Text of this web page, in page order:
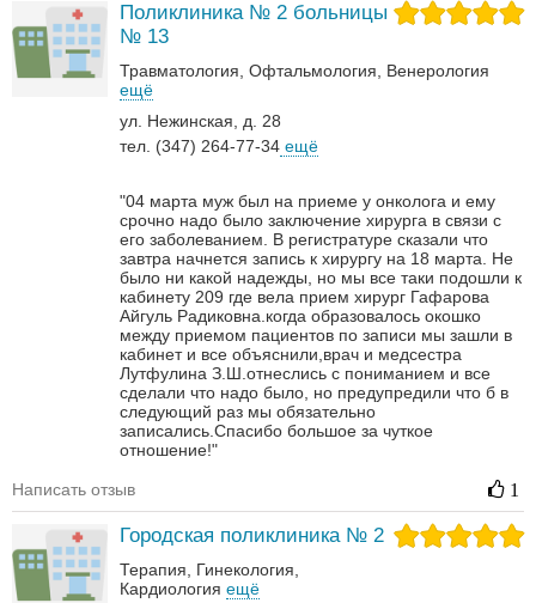
Поликлиника № 2 больницы
№ 13
Травматология Офтальмология
Венерология‎
ещё
ул. Нежинская, д. 28
тел. (347) 264-77-34 ещё
"04 марта муж был на приеме у онколога и ему
срочно надо было заключение хирурга в связи с
его заболеванием. В регистратуре сказали что
завтра начнется запись к хирургу на 18 марта. Не
было ни какой надежды, но мы все таки подошли к
кабинету 209 где вела прием хирург Гафарова
Айгуль Радиковна.когда образовалось окошко
между приемом пациентов по записи мы зашли в
кабинет и все объяснили,врач и медсестра
Лутфулина З.Ш.отнеслись с пониманием и все
сделали что надо было, но предупредили что б в
следующий раз мы обязательно
записались.Спасибо большое за чуткое
отношение!"
Написать отзыв 1
Городская поликлиника № 2
Терапия
Гинекология
Кардиология ещё